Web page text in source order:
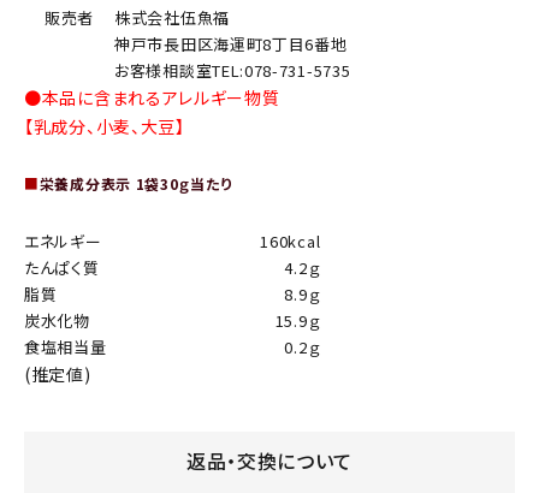
販売者
株式会社伍魚福
神戸市長田区海運町8丁目6番地
お客様相談室TEL:078-731-5735
●本品に含まれるアレルギー物質
【乳成分、小麦、大豆】
■栄養成分表示 1袋30ｇ当たり
エネルギー
160kcal
たんぱく質
4.2ｇ
脂質
8.9ｇ
炭水化物
15.9ｇ
食塩相当量
0.2ｇ
(推定値)
返品・交換について